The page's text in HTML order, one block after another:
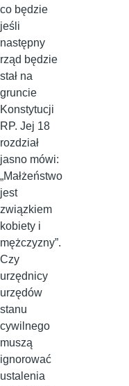
co będzie
jeśli
następny
rząd będzie
stał na
gruncie
Konstytucji
RP. Jej 18
rozdział
jasno mówi:
„Małżeństwo
jest
związkiem
kobiety i
mężczyzny”.
Czy
urzędnicy
urzędów
stanu
cywilnego
muszą
ignorować
ustalenia